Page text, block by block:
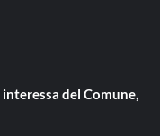
del Comune,